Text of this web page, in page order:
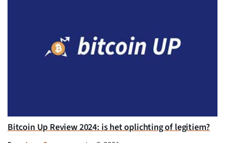
Bitcoin Up Review 2024: is het oplichting of legitiem?